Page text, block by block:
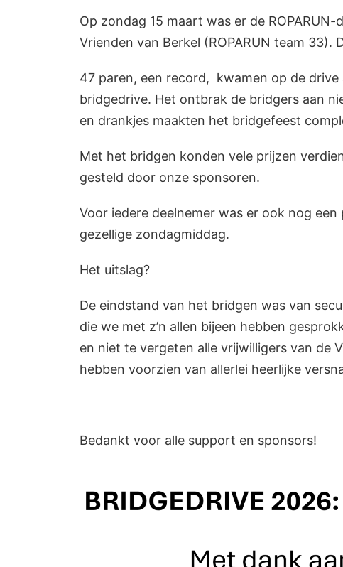
Op zondag 15 maart was er de
Vrienden van Berkel (ROPARUN team 33).
47 paren, een record, kwamen op de
bridgedrive. Het ontbrak de bridgers aan
en drankjes maakten het bridgefeest
Met het bridgen konden vele prijzen
gesteld door onze sponsoren.
Voor iedere deelnemer was er ook nog
gezellige zondagmiddag.
Het uitslag?
De eindstand van het bridgen was van
die we met z’n allen bijeen hebben
en niet te vergeten alle vrijwilligers van de
hebben voorzien van allerlei heerlijke
Bedankt voor alle support en sponsors!